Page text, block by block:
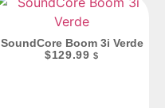
SoundCore Boom 3i Verde
$129.99 $